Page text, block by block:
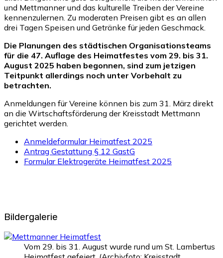
und Mettmanner und das kulturelle Treiben der Vereine
kennenzulernen. Zu moderaten Preisen gibt es an allen
drei Tagen Speisen und Getränke für jeden Geschmack.
Die Planungen des städtischen Organisationsteams
für die 47. Auflage des Heimatfestes vom 29. bis 31.
August 2025 haben begonnen, sind zum jetzigen
Teitpunkt allerdings noch unter Vorbehalt zu
betrachten.
Anmeldungen für Vereine können bis zum 31. März direkt
an die Wirtschaftsförderung der Kreisstadt Mettmann
gerichtet werden.
Anmeldeformular Heimatfest 2025
Antrag Gestattung § 12 GastG
Formular Elektrogeräte Heimatfest 2025
Bildergalerie
Vom 29. bis 31. August wurde rund um St. Lambertus